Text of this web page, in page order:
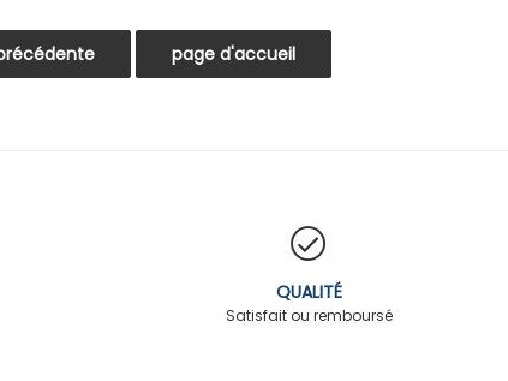
QUALITÉ
Satisfait ou remboursé